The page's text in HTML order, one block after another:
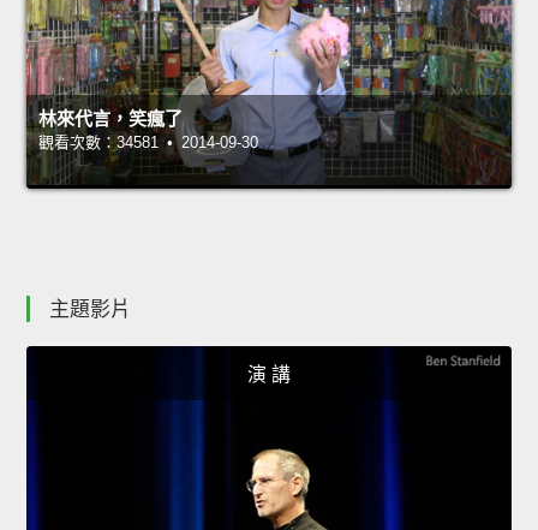
林來代言，笑瘋了
觀看次數：34581 • 2014-09-30
主題影片
演 講